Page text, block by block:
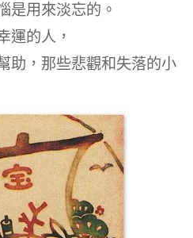
是用來淡忘的。
運的人，
助，那些悲觀和失落的小